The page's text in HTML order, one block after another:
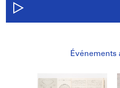
Événements